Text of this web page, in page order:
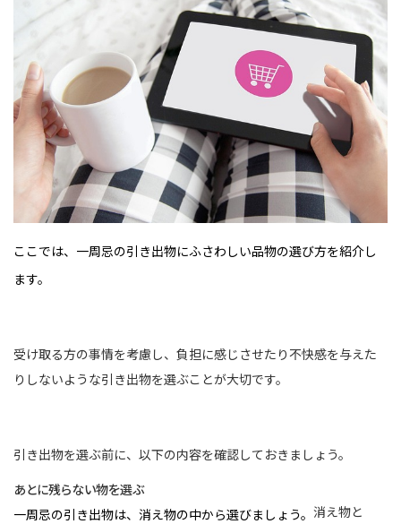
ここでは、一周忌の引き出物にふさわしい品物の選び方を紹介し
ます。
受け取る方の事情を考慮し、負担に感じさせたり不快感を与えた
りしないような引き出物を選ぶことが大切です。
引き出物を選ぶ前に、以下の内容を確認しておきましょう。
あとに残らない物を選ぶ
一周忌の引き出物は、消え物の中から選びましょう。 消え物と